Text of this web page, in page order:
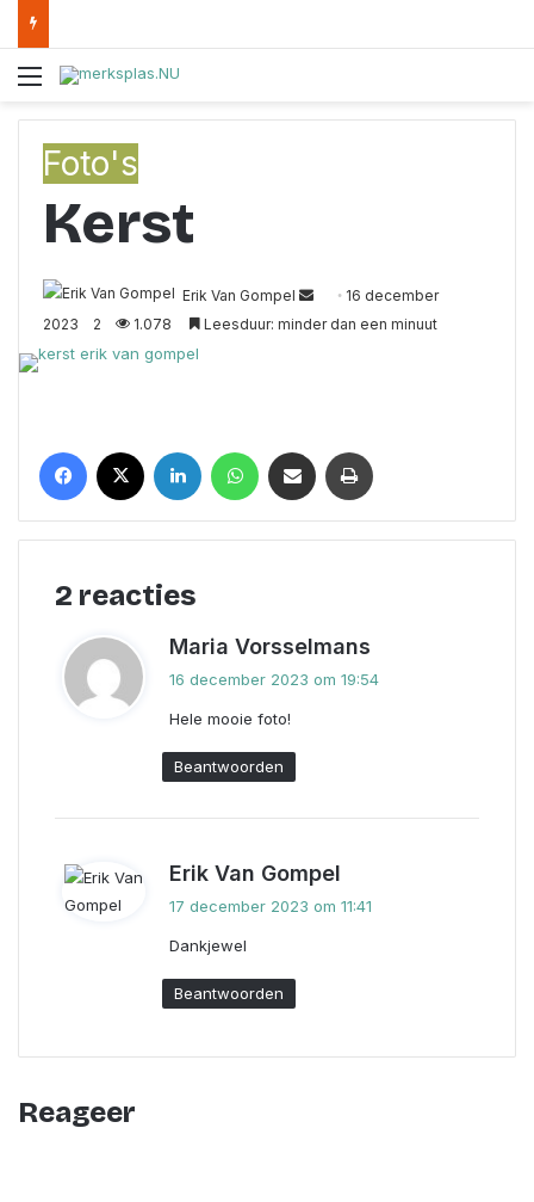
Menu
Foto's
Kerst
Erik Van Gompel
e
e
m
a
16 december
2023
2 1.078 Leesduur: minder dan een minuut
2 reacties
Maria Vorsselmans
16 december 2023 om 19:54
Hele mooie foto!
Beantwoorden
Erik Van Gompel
:
17 december 2023 om 11:41
Dankjewel
Beantwoorden
Reageer